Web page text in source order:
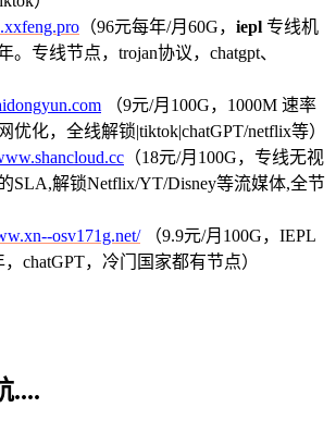
（96元每年/月60G， iepl 专线机
。专线节点，trojan协议，chatgpt、
（9元/月100G，1000M 速率
优化，全线解锁|tiktok|chatGPT/netflix等）
（18元/月100G，专线无视
SLA,解锁Netflix/YT/Disney等流媒体,全节
osv171g.net/（9.9元/月100G，IEPL
chatGPT，冷门国家都有节点）
....